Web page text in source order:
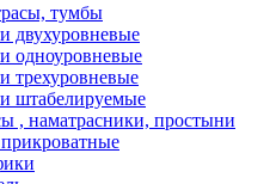
тумбы
двухуровневые
одноуровневые
трехуровневые
штабелируемые
, наматрасники, простыни